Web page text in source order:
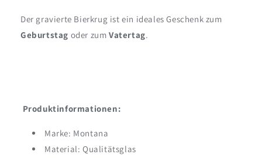
Der gravierte Bierkrug ist ein ideales Geschenk zum
Geburtstag oder zum Vatertag.
Produktinformationen:
Marke: Montana
Material: Qualitätsglas